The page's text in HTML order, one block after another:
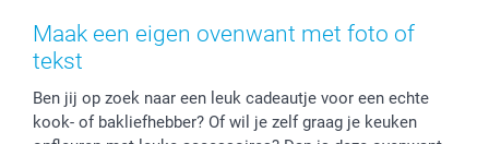
Herroepingsrecht
Privacy
Reviews
Prijslijst
Mijn orderstatus
smartbonus
service@smartphoto.nl
Affiliate partnerprogramma
Baby
Moederdag
Huwelijk
Maak een eigen ovenwant met foto of
tekst
Ben jij op zoek naar een leuk cadeautje voor een echte
kook- of bakliefhebber? Of wil je zelf graag je keuken